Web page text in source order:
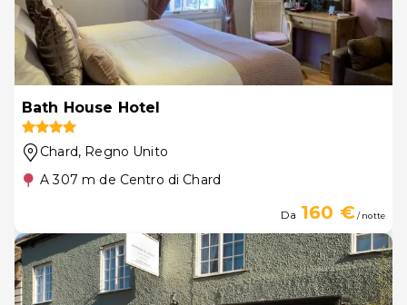
Bath House Hotel
Chard, Regno Unito
A 307 m de Centro di Chard
Da 160 €/ notte